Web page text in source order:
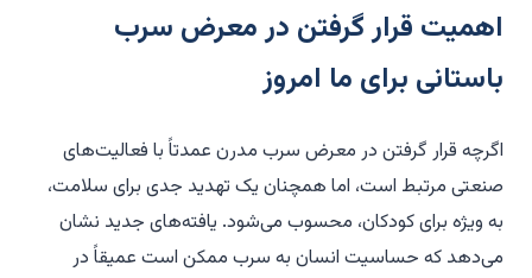
اهمیت قرار گرفتن در معرض سرب
باستانی برای ما امروز
اگرچه قرار گرفتن در معرض سرب مدرن عمدتاً با فعالیت‌های
صنعتی مرتبط است، اما همچنان یک تهدید جدی برای سلامت،
به ویژه برای کودکان، محسوب می‌شود. یافته‌های جدید نشان
می‌دهد که حساسیت انسان به سرب ممکن است عمیقاً در